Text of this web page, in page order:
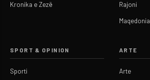
Kronika e Zezë Rajoni
Maqedonia
SPORT & OPINION
Sporti
ARTE
Arte